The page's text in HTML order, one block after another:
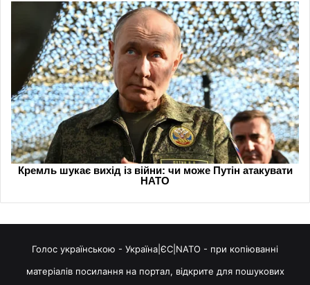
Голос українською - Україна|ЄС|NATO - при копіюванні
матеріалів посилання на портал, відкрите для пошукових